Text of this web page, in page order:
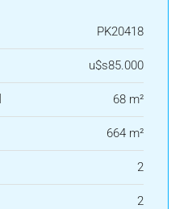
PK20418
u$s85.000
68 m²
664 m²
2
2